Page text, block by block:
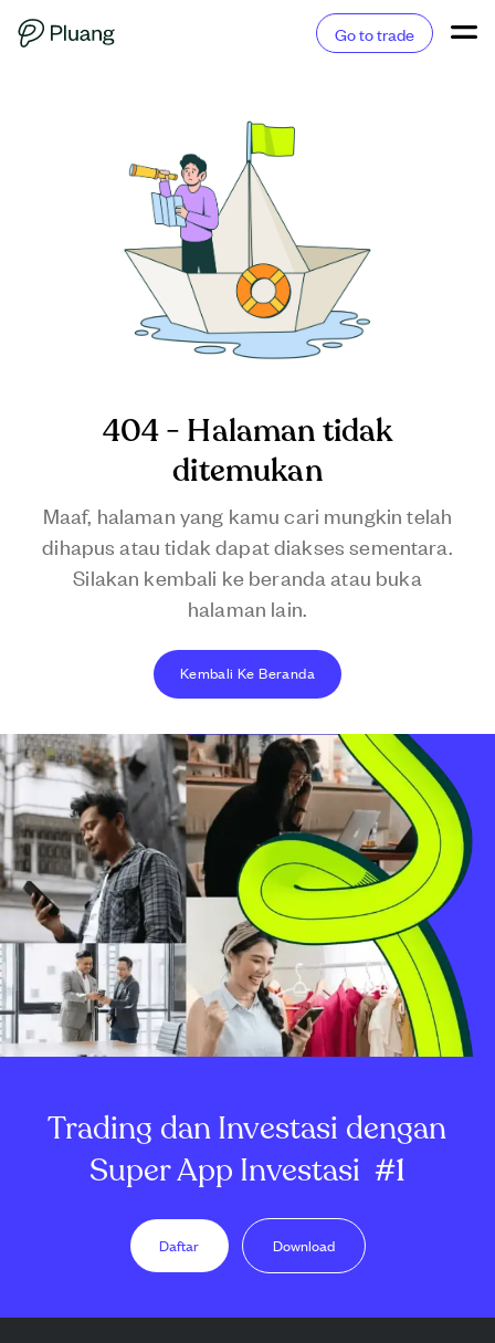
Go to trade
404 - Halaman tidak
ditemukan
Maaf, halaman yang kamu cari mungkin telah
dihapus atau tidak dapat diakses sementara.
Silakan kembali ke beranda atau buka
halaman lain.
Kembali Ke Beranda
Trading dan Investasi dengan
Super App Investasi #1
Daftar Download